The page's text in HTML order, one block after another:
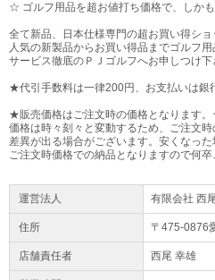
☆ ゴルフ用品を超お値打ち価格で、しか
全て新品、日本仕様専門の超お買い得ショ
人気の新製品からお買い得品までゴルフ
サービス徹底のＰＪゴルフへお申しつけ下
★代引手数料は一律200円、お支払いは銀
★販売価格はご注文時の価格となります
価格は時々刻々と変動するため、ご注文
差異が出る場合がございます。安くなっ
ご注文時価格での納品となりますので何卒
運営法人 有限会社 西
住所 〒475-0876
店舗責任者 西尾 幸雄